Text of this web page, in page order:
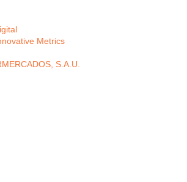
Metrics
S.A.U.